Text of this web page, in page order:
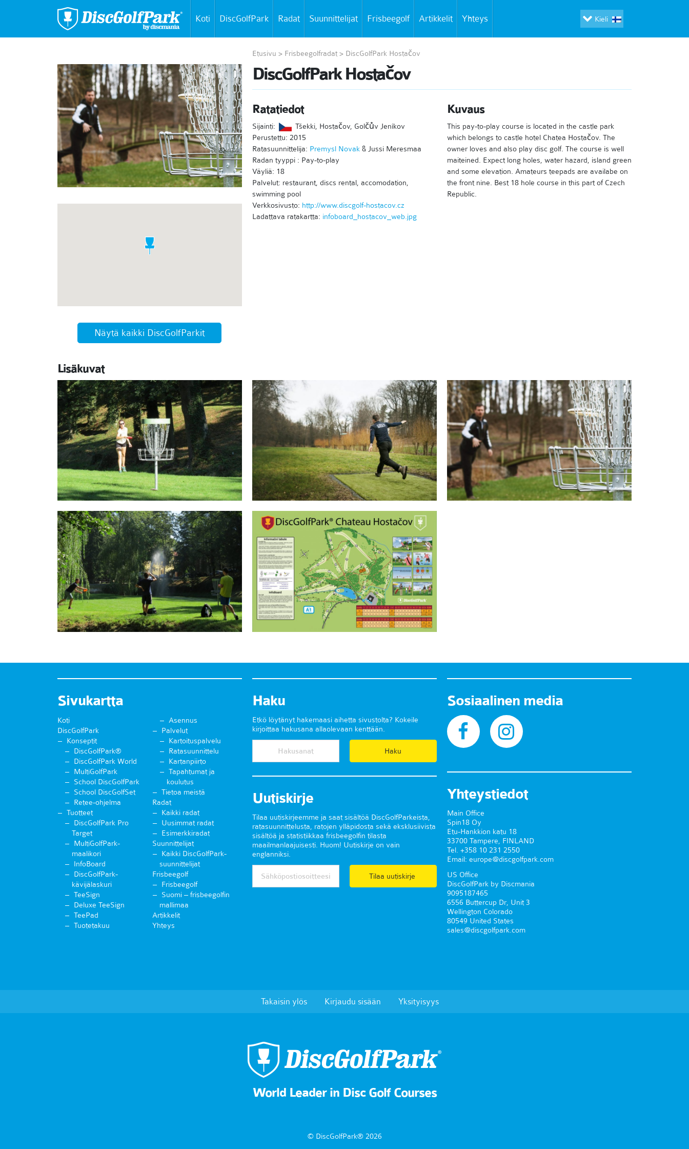
Koti DiscGolfPark Radat Suunnittelijat Frisbeegolf Artikkelit Yhteys Kieli
Näytä kaikki DiscGolfParkit
Etusivu > Frisbeegolfradat> DiscGolfPark Hostačov
DiscGolfPark Hostačov
Ratatiedot
Sijainti:
Tšekki, Hostačov, Golčův Jeníkov
Perustettu: 2015
Ratasuunnittelija: Premysl Novak& Jussi Meresmaa
Radan tyyppi : Pay-to-play
Väyliä: 18
Palvelut: restaurant, discs rental, accomodation,
swimming pool
Verkkosivusto: http://www.discgolf-hostacov.cz
Ladattava ratakartta: infoboard_hostacov_web.jpg
Kuvaus
This pay-to-play course is located in the castle park
which belongs to castle hotel Chatea Hostačov. The
owner loves and also play disc golf. The course is well
maiteined. Expect long holes, water hazard, island green
and some elevation. Amateurs teepads are availabe on
the front nine. Best 18 hole course in this part of Czech
Republic.
Lisäkuvat
Sivukartta
Koti
DiscGolfPark
Konseptit
DiscGolfPark®
DiscGolfPark World
MultiGolfPark
School DiscGolfPark
School DiscGolfSet
Retee-ohjelma
Tuotteet
DiscGolfPark Pro
Target
MultiGolfPark-
maalikori
InfoBoard
DiscGolfPark-
kävijälaskuri
TeeSign
Deluxe TeeSign
TeePad
Tuotetakuu
Asennus
Palvelut
Kartoituspalvelu
Ratasuunnittelu
Kartanpiirto
Tapahtumat ja
koulutus
Tietoa meistä
Radat
Kaikki radat
Uusimmat radat
Esimerkkiradat
Suunnittelijat
Kaikki DiscGolfPark-
suunnittelijat
Frisbeegolf
Frisbeegolf
Suomi – frisbeegolfin
mallimaa
Artikkelit
Yhteys
Haku
Etkö löytänyt hakemaasi aihetta sivustolta? Kokeile
kirjoittaa hakusana allaolevaan kenttään.
Uutiskirje
Tilaa uutiskirjeemme ja saat sisältöä DiscGolfParkeista,
ratasuunnittelusta, ratojen ylläpidosta sekä eksklusiivista
sisältöä ja statistiikkaa frisbeegolfin tilasta
maailmanlaajuisesti. Huom! Uutiskirje on vain
englanniksi.
Tilaa uutiskirje
Sosiaalinen media
Yhteystiedot
Main Office
Spin18 Oy
Etu-Hankkion katu 18
33700 Tampere, FINLAND
Tel. +358 10 231 2550
Email: europe@discgolfpark.com
US Office
DiscGolfPark by Discmania
9095187465
6556 Buttercup Dr, Unit 3
Wellington Colorado
80549 United States
sales@discgolfpark.com
Takaisin ylös Kirjaudu sisään Yksityisyys
World Leader in Disc Golf Courses
© DiscGolfPark® 2026